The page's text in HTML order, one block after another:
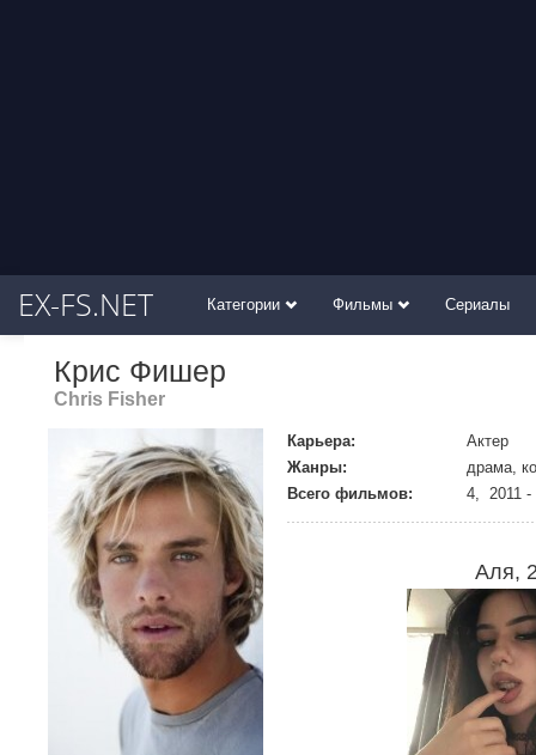
EX-FS.NET Категории Фильмы Сериалы
Крис Фишер
Chris Fisher
Карьера:
Актер
Жанры:
драма,
Всего фильмов:
4, 2011 -
Аля,